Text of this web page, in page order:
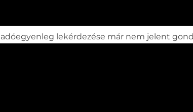
lekérdezése már nem jelent